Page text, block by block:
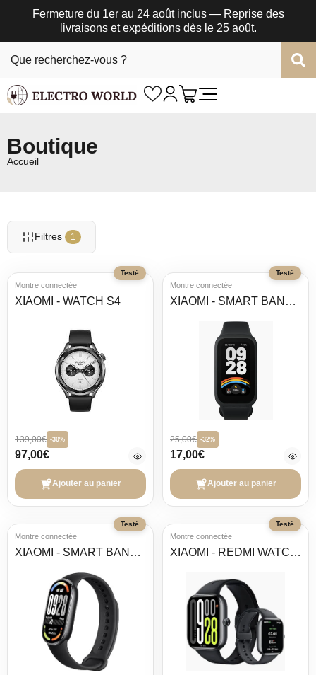
Fermeture du 1er au 24 août inclus — Reprise des
livraisons et expéditions dès le 25 août.
Boutique
Accueil
Filtres 1
Testé
Montre connectée
XIAOMI - WATCH S4
139,00€ -30%
97,00€
Ajouter au panier
Testé
Montre connectée
XIAOMI - SMART BAND 9 ACTIVE
25,00€ -32%
17,00€
Ajouter au panier
Testé
Montre connectée
XIAOMI - SMART BAND 10
Testé
Montre connectée
XIAOMI - REDMI WATCH 5